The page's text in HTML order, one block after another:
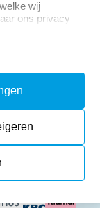
wij
ons privacy